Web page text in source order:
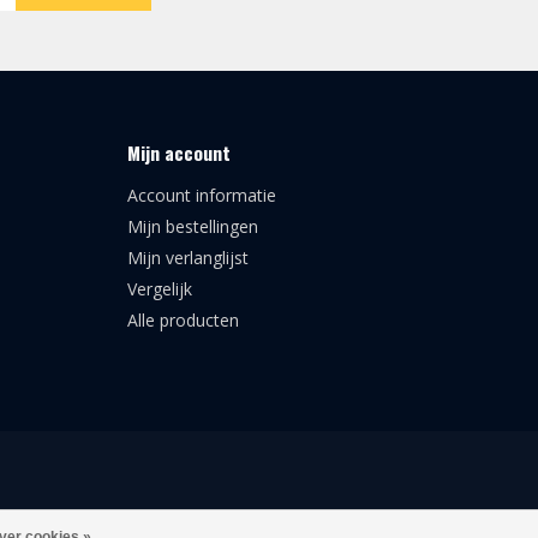
Mijn account
Account informatie
Mijn bestellingen
Mijn verlanglijst
Vergelijk
Alle producten